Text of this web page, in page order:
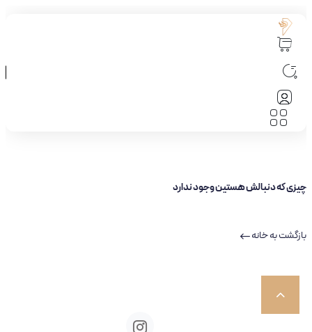
چیزی که دنبالش هستین وجود ندارد
بازگشت به خانه